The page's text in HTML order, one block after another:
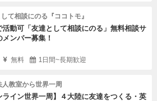
て相談にのる『ココトモ』
活動可「友達として相談にのる」無料相談サ
メンバー募集！
無料 1日間~長期歓迎
人教室から世界一周
ライン世界一周】４大陸に友達をつくる・英